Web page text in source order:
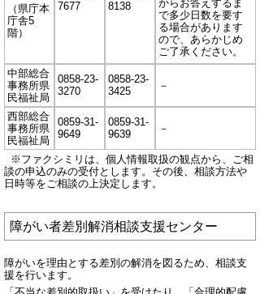
（県庁本
庁舎5
階）
7677
8138
からお答えするま
で多少日数を要す
る場合があります
ので、あらかじめ
ご了承ください。
中部総合
事務所県
民福祉局
0858-23-
3270
0858-23-
3425
－
西部総合
事務所県
民福祉局
0859-31-
9649
0859-31-
9639
－
※ファクシミリは、個人情報取扱の観点から、ご相
談の申込のみの受付とします。その後、相談方法や
日時等をご相談の上決定します。
障がい者差別解消相談支援センター
障がいを理由とする差別の解消を図るため、相談支
援を行います。